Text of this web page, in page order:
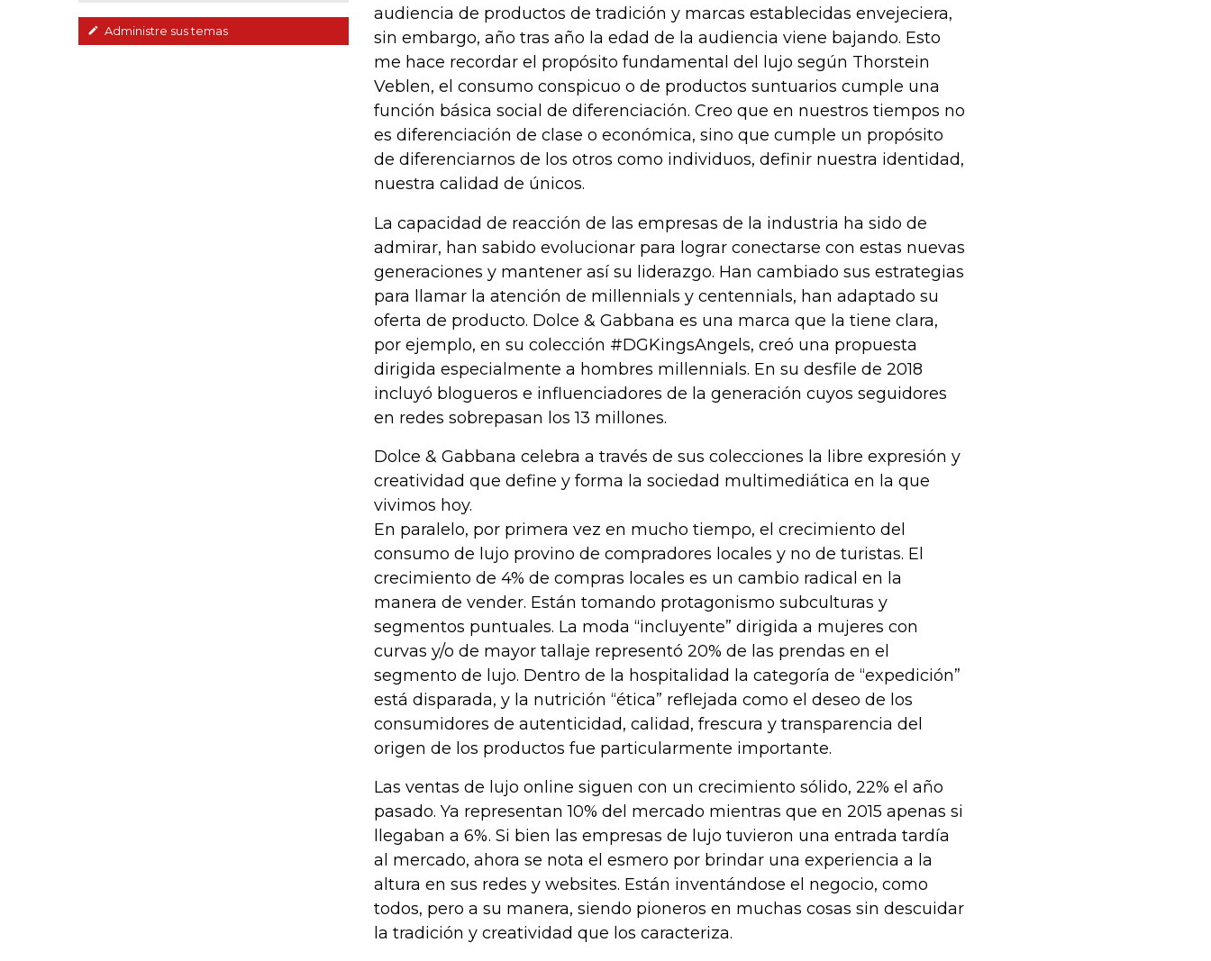
Administre sus temas
audiencia de productos de tradición y marcas establecidas envejeciera,
sin embargo, año tras año la edad de la audiencia viene bajando. Esto
me hace recordar el propósito fundamental del lujo según Thorstein
Veblen, el consumo conspicuo o de productos suntuarios cumple una
función básica social de diferenciación. Creo que en nuestros tiempos no
es diferenciación de clase o económica, sino que cumple un propósito
de diferenciarnos de los otros como individuos, definir nuestra identidad,
nuestra calidad de únicos.
La capacidad de reacción de las empresas de la industria ha sido de
admirar, han sabido evolucionar para lograr conectarse con estas nuevas
generaciones y mantener así su liderazgo. Han cambiado sus estrategias
para llamar la atención de millennials y centennials, han adaptado su
oferta de producto. Dolce & Gabbana es una marca que la tiene clara,
por ejemplo, en su colección #DGKingsAngels, creó una propuesta
dirigida especialmente a hombres millennials. En su desfile de 2018
incluyó blogueros e influenciadores de la generación cuyos seguidores
en redes sobrepasan los 13 millones.
Dolce & Gabbana celebra a través de sus colecciones la libre expresión y
creatividad que define y forma la sociedad multimediática en la que
vivimos hoy.
En paralelo, por primera vez en mucho tiempo, el crecimiento del
consumo de lujo provino de compradores locales y no de turistas. El
crecimiento de 4% de compras locales es un cambio radical en la
manera de vender. Están tomando protagonismo subculturas y
segmentos puntuales. La moda “incluyente” dirigida a mujeres con
curvas y/o de mayor tallaje representó 20% de las prendas en el
segmento de lujo. Dentro de la hospitalidad la categoría de “expedición”
está disparada, y la nutrición “ética” reflejada como el deseo de los
consumidores de autenticidad, calidad, frescura y transparencia del
origen de los productos fue particularmente importante.
Las ventas de lujo online siguen con un crecimiento sólido, 22% el año
pasado. Ya representan 10% del mercado mientras que en 2015 apenas si
llegaban a 6%. Si bien las empresas de lujo tuvieron una entrada tardía
al mercado, ahora se nota el esmero por brindar una experiencia a la
altura en sus redes y websites. Están inventándose el negocio, como
todos, pero a su manera, siendo pioneros en muchas cosas sin descuidar
la tradición y creatividad que los caracteriza.